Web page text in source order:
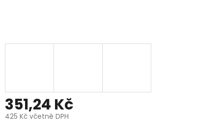
351,24 Kč
425 Kč včetně DPH